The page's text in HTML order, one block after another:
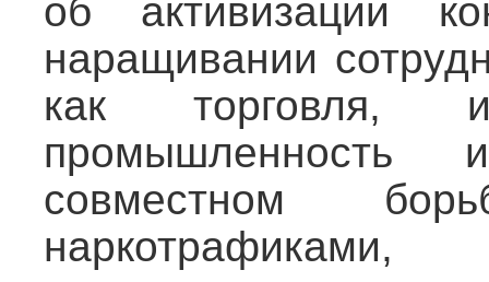
об активизации
наращивании
как торговля,
промышленность
совместном